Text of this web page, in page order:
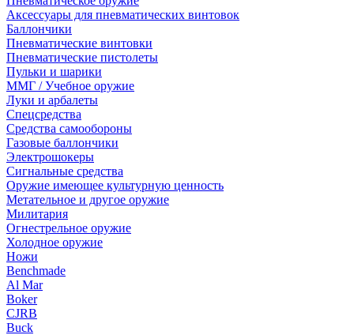
Аксессуары для пневматических винтовок
Баллончики
Пневматические винтовки
Пневматические пистолеты
Пульки и шарики
ММГ / Учебное оружие
Луки и арбалеты
Спецсредства
Средства самообороны
Газовые баллончики
Электрошокеры
Сигнальные средства
Оружие имеющее культурную ценность
Метательное и другое оружие
Милитария
Огнестрельное оружие
Холодное оружие
Ножи
Benchmade
Al Mar
Boker
CJRB
Buck